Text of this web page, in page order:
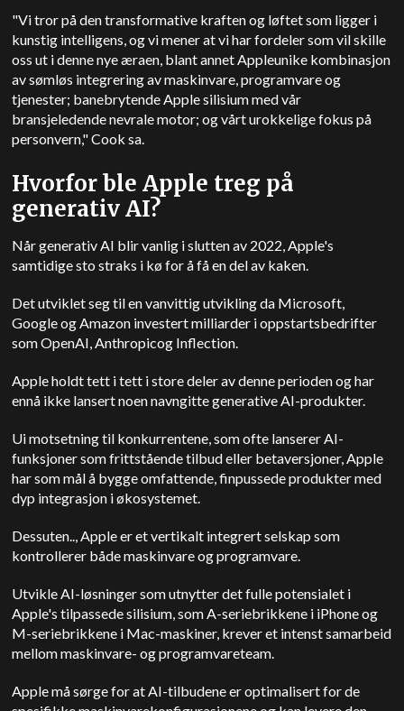
"Vi tror på den transformative kraften og løftet som ligger i
kunstig intelligens, og vi mener at vi har fordeler som vil skille
oss ut i denne nye æraen, blant annetAppleunike kombinasjon
av sømløs integrering av maskinvare, programvare og
tjenester; banebrytendeApplesilisium med vår
bransjeledende nevrale motor; og vårt urokkelige fokus på
personvern,"Cook sa.
Hvorfor bleApple treg på
generativ AI?
Når generativ AI blir vanlig i slutten av 2022,Apple's
samtidige sto straks i kø for å få en del av kaken.
Det utviklet seg til en vanvittig utvikling da Microsoft,
Google ogAmazon investert milliarder i oppstartsbedrifter
somOpenAI,Anthropicog Inflection.
Appleholdt tett i tett i store deler av denne perioden og har
ennå ikke lansert noen navngitte generative AI-produkter.
Ui motsetning til konkurrentene, som ofte lanserer AI-
funksjoner som frittstående tilbud eller betaversjoner,Apple
har som mål å bygge omfattende, finpussede produkter med
dyp integrasjon i økosystemet.
Dessuten..,Appleer et vertikalt integrert selskap som
kontrollerer både maskinvare og programvare.
Utvikle AI-løsninger som utnytter det fulle potensialet i
Apple's tilpassede silisium, som A-seriebrikkene i iPhone og
M-seriebrikkene i Mac-maskiner, krever et intenst samarbeid
mellom maskinvare- og programvareteam.
Applemå sørge for at AI-tilbudene er optimalisert for de